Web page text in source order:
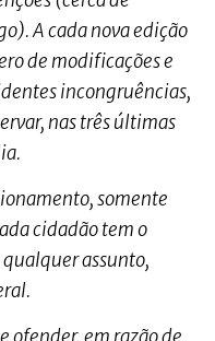
A cada nova edição
de modificações e
incongruências,
nas três últimas
somente
cidadão tem o
assunto,